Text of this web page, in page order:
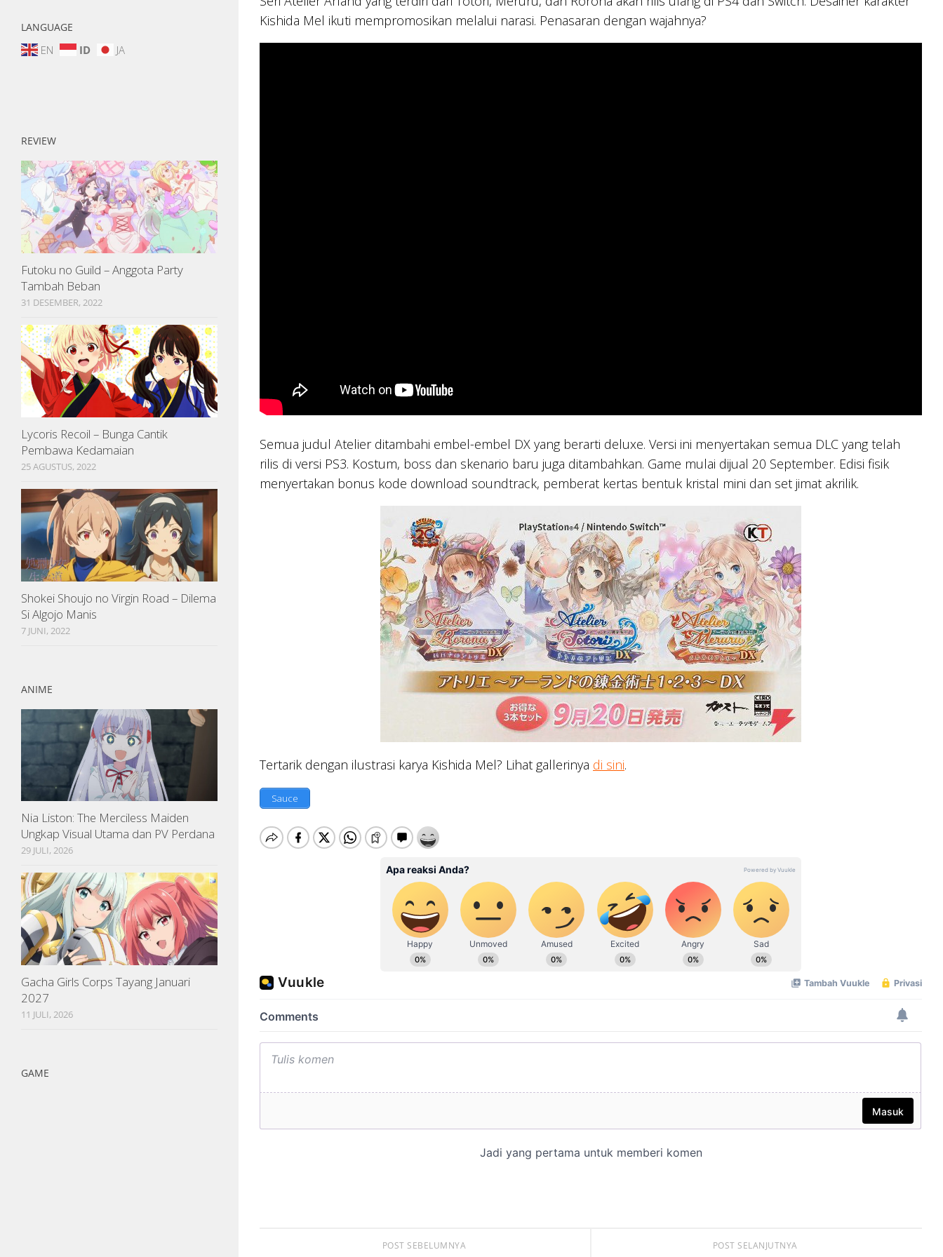
Kishida Mel ikuti mempromosikan melalui narasi. Penasaran dengan wajahnya?
Semua judul Atelier ditambahi embel-embel DX yang berarti deluxe. Versi ini menyertakan semua DLC yang telah
rilis di versi PS3. Kostum, boss dan skenario baru juga ditambahkan. Game mulai dijual 20 September. Edisi fisik
menyertakan bonus kode download soundtrack, pemberat kertas bentuk kristal mini dan set jimat akrilik.
Tertarik dengan ilustrasi karya Kishida Mel? Lihat gallerinya di sini.
Sauce
POST SELANJUTNYA
POST SEBELUMNYA
LANGUAGE
EN ID JA
REVIEW
Futoku no Guild – Anggota Party
Tambah Beban
31 DESEMBER, 2022
Lycoris Recoil – Bunga Cantik
Pembawa Kedamaian
25 AGUSTUS, 2022
Shokei Shoujo no Virgin Road – Dilema
Si Algojo Manis
7 JUNI, 2022
ANIME
Nia Liston: The Merciless Maiden
Ungkap Visual Utama dan PV Perdana
29 JULI, 2026
Gacha Girls Corps Tayang Januari
2027
11 JULI, 2026
GAME